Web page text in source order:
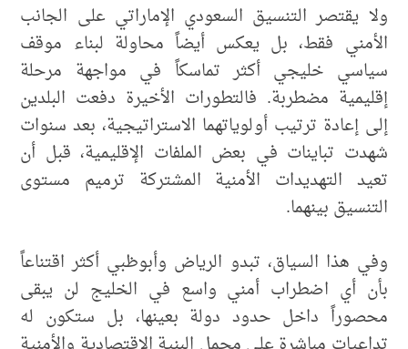
ولا يقتصر التنسيق السعودي الإماراتي على الجانب
الأمني فقط، بل يعكس أيضاً محاولة لبناء موقف
سياسي خليجي أكثر تماسكاً في مواجهة مرحلة
إقليمية مضطربة. فالتطورات الأخيرة دفعت البلدين
إلى إعادة ترتيب أولوياتهما الاستراتيجية، بعد سنوات
شهدت تباينات في بعض الملفات الإقليمية، قبل أن
تعيد التهديدات الأمنية المشتركة ترميم مستوى
التنسيق بينهما.
وفي هذا السياق، تبدو الرياض وأبوظبي أكثر اقتناعاً
بأن أي اضطراب أمني واسع في الخليج لن يبقى
محصوراً داخل حدود دولة بعينها، بل ستكون له